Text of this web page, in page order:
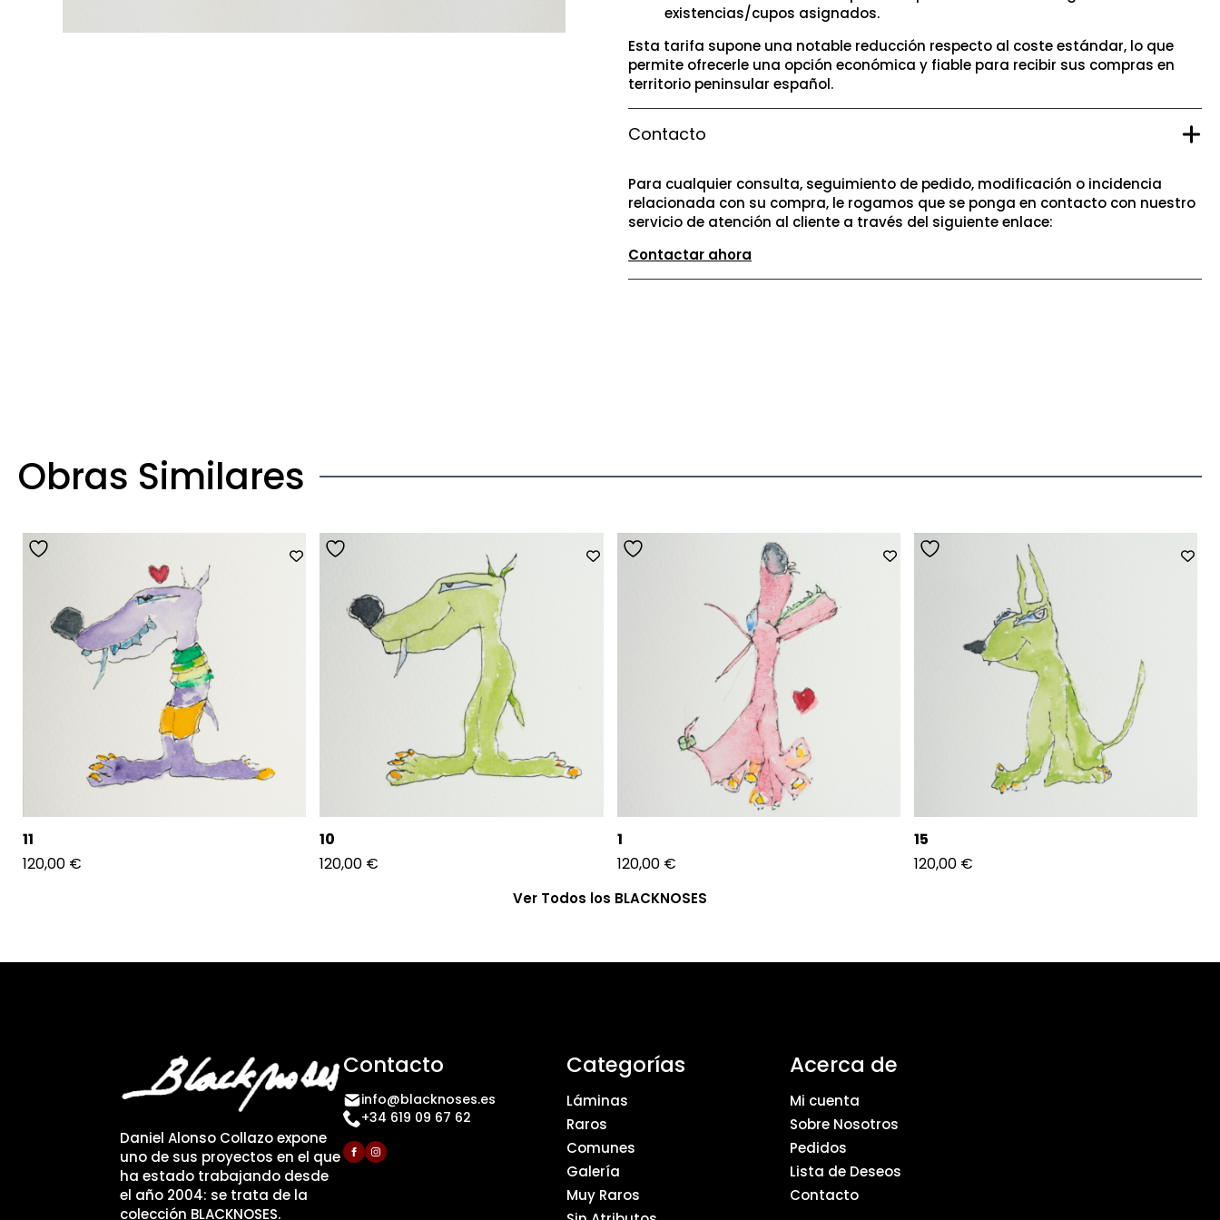
existencias/cupos asignados.
Esta tarifa supone una notable reducción respecto al coste estándar, lo que
permite ofrecerle una opción económica y fiable para recibir sus compras en
territorio peninsular español.
Contacto
Para cualquier consulta, seguimiento de pedido, modificación o incidencia
relacionada con su compra, le rogamos que se ponga en contacto con nuestro
servicio de atención al cliente a través del siguiente enlace:
Contactar ahora
Obras Similares
11
120,00 €
10
120,00 €
1
120,00 €
15
120,00 €
Ver Todos los BLACKNOSES
Daniel Alonso Collazo expone
uno de sus proyectos en el que
ha estado trabajando desde
el año 2004: se trata de la
colección BLACKNOSES.
Contacto
info@blacknoses.es
+34 619 09 67 62
Categorías
Láminas
Raros
Comunes
Galería
Muy Raros
Acerca de
Mi cuenta
Sobre Nosotros
Pedidos
Lista de Deseos
Contacto